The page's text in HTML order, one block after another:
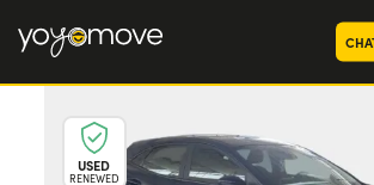
OFFERTE NOLEGGIOLUNGO
USED
RENEWED